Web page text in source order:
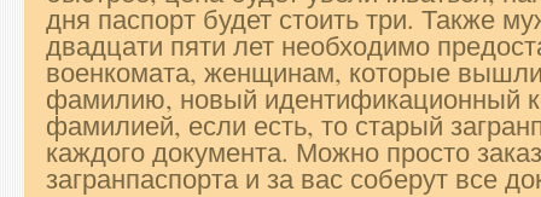
дня паспорт будет стоить три. Также
двадцати пяти лет необходимо
военкомата, женщинам, которые
фамилию, новый идентификационный
фамилией, если есть, то старый
каждого документа. Можно просто
загранпаспорта и за вас соберут все